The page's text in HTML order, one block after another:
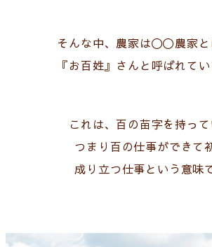
そんな中、農家は〇〇農家
『お百姓』さんと呼ばれてい
これは、百の苗字を持っ
つまり百の仕事ができて
成り立つ仕事という意味